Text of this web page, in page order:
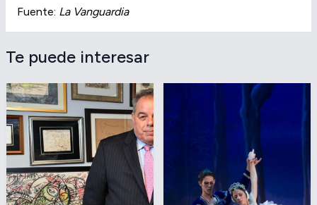
Fuente: La Vanguardia
Te puede interesar